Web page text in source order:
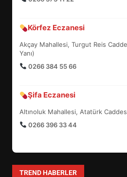
Körfez Eczanesi
Akçay Mahallesi, Turgut Reis
Yanı)
0266 384 55 66
Şifa Eczanesi
Altınoluk Mahallesi, Atatürk
0266 396 33 44
TREND HABERLER
5
BALIKESİR
6
TURNUVASI
DEĞİŞTİRİYOR?
7
YENİ